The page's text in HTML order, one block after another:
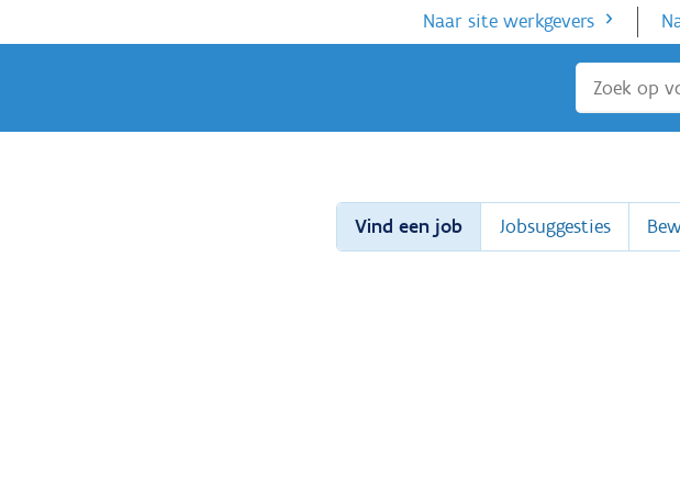
Naar site werkgevers
Sluiten
Vind een job Jobsuggesties